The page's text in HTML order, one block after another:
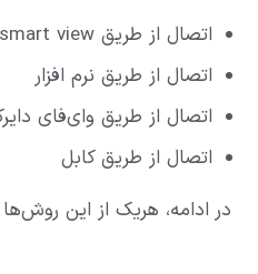
اتصال از طریق smart view
اتصال از طریق نرم افزار
اتصال از طریق وای‌فای
اتصال از طریق کابل
در ادامه، هر‌یک از این